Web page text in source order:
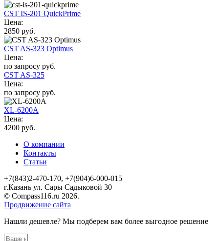
CST IS-201 QuickPrime
Цена:
2850 руб.
CST AS-323 Optimus
Цена:
по запросу руб.
CST AS-325
Цена:
по запросу руб.
XL-6200A
Цена:
4200 руб.
О компании
Контакты
Статьи
+7(843)2-470-170, +7(904)6-000-015
г.Казань ул. Сары Садыковой 30
© Compass116.ru 2026.
Продвижение сайта
Нашли дешевле? Мы подберем вам более выгодное решение